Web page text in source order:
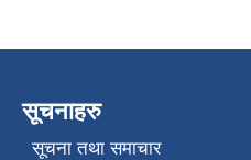
सूचनाहरु
सूचना तथा समाचार